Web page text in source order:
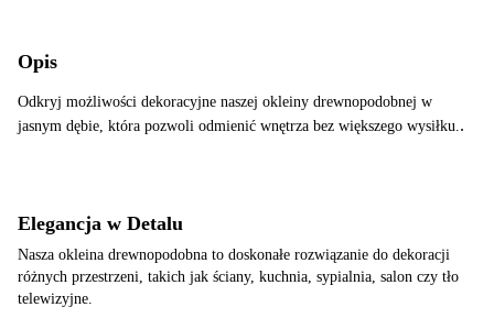
Opis
Odkryj możliwości dekoracyjne naszej okleiny drewnopodobnej w
jasnym dębie, która pozwoli odmienić wnętrza bez większego wysiłku..
Elegancja w Detalu
Nasza okleina drewnopodobna to doskonałe rozwiązanie do dekoracji
różnych przestrzeni, takich jak ściany, kuchnia, sypialnia, salon czy tło
telewizyjne.